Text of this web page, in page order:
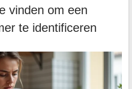
vinden om een
te identificeren